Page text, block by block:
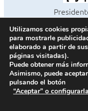
©2026
Todos
Paseo de Gracia, 63.
Utilizamos cookies
para mostrarle
elaborado a partir de
páginas visitadas).
Puede obtener más
Asimismo, puede
pulsando el botón
“Aceptar” o